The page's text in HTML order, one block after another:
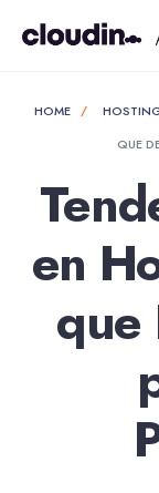
HOME
QUE
en
que